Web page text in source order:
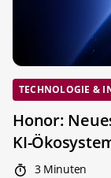
TECHNOLOGIE &
Honor:
KI-
3 Minuten